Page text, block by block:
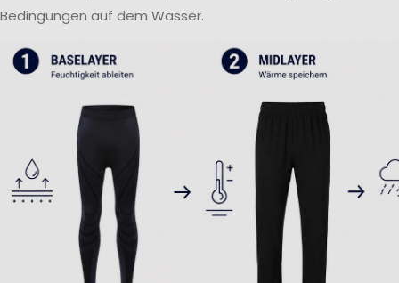
Bedingungen auf dem Wasser.